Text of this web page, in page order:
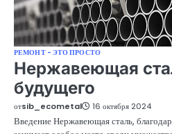
РЕМОНТ - ЭТО ПРОСТО
Нержавеющая
будущего
отsib_ecometal 16 октября 2024
Введение Нержавеющая сталь,